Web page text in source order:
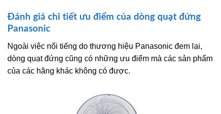
Đánh giá chi tiết ưu điểm của dòng quạt đứng
Panasonic
Ngoài việc nổi tiếng do thương hiệu Panasonic đem lại,
dòng quạt đứng cũng có những ưu điểm mà các sản phẩm
của các hãng khác không có được.